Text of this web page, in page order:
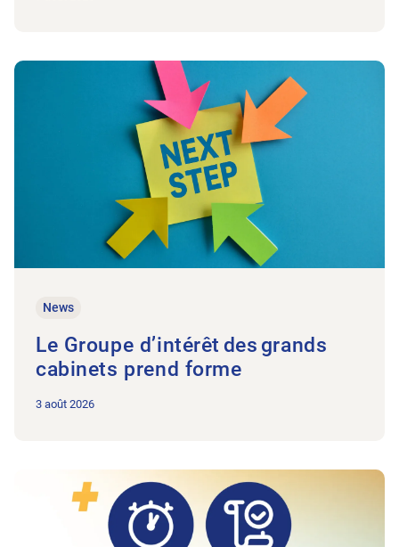
News
Le Groupe d’intérêt des grands
cabinets prend forme
3 août 2026
Vers l'article Le Groupe d’intérêt des grands cabinets prend
Vers l'article Monitoring AA/AM/AI: une évolution positive